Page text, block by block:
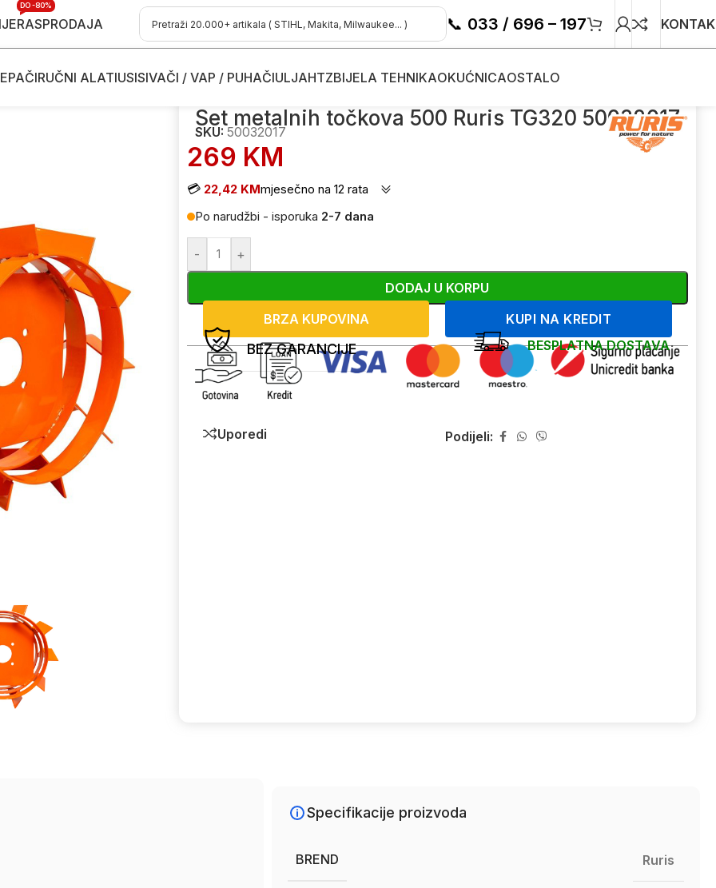
RASPRODAJA
DO -80%
📞 033 / 696 – 197
RUČNI ALATIUSISIVAČI / VAP / PUHAČIULJAHTZBIJELA TEHNIKAOKUĆNICAOSTALO
materijal za freze - kopačice Set metalnih točkova 500 Ruris TG320 50032017
Set metalnih točkova 500 Ruris TG320 50032017
SKU: 50032017
269 KM
💳 22,42 KMmjesečno na 12 rata
Po narudžbi - isporuka 2-7 dana
- +
DODAJ U KORPU
BRZA KUPOVINA
KUPI NA KREDIT
BEZ GARANCIJE BESPLATNA DOSTAVA
Uporedi Podijeli:
Specifikacije proizvoda
BREND Ruris